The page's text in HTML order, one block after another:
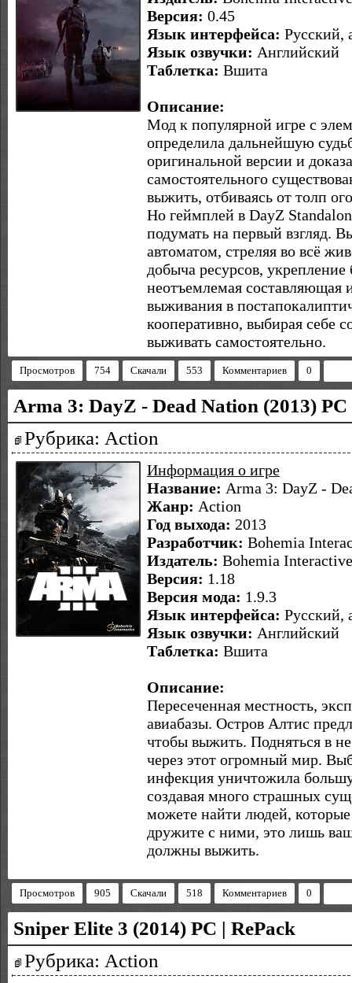
Версия: 0.45
Язык интерфейса: Русский,
Язык озвучки: Английский
Таблетка: Вшита
Описание:
Мод к популярной игре с
определила дальнейшую
оригинальной версии и
самостоятельного
выжить, отбиваясь от толп
Но геймплей в DayZ
подумать на первый взгляд.
автоматом, стреляя во всё
добыча ресурсов,
неотъемлемая
выживания в
кооперативно, выбирая себе
выживать самостоятельно.
Просмотров 754 Скачали 553 Комментариев 0
Arma 3: DayZ - Dead Nation (2013) PC
Рубрика: Action
Информация о игре
Название: Arma 3: DayZ -
Жанр: Action
Год выхода: 2013
Разработчик: Bohemia
Издатель: Bohemia Interactive
Версия: 1.18
Версия мода: 1.9.3
Язык интерфейса: Русский,
Язык озвучки: Английский
Таблетка: Вшита
Описание:
Пересеченная местность,
авиабазы. Остров Алтис
чтобы выжить. Подняться в
через этот огромный мир.
инфекция уничтожила
создавая много страшных
можете найти людей,
дружите с ними, это лишь
должны выжить.
Просмотров 905 Скачали 518 Комментариев 0
Sniper Elite 3 (2014) PC | RePack
Рубрика: Action